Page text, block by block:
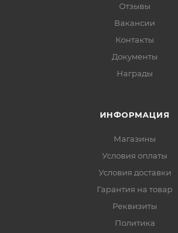
Отзывы
Вакансии
Контакты
Документы
Награды
ИНФОРМАЦИЯ
Магазины
Условия оплаты
Условия доставки
Гарантия на товар
Реквизиты
Политика